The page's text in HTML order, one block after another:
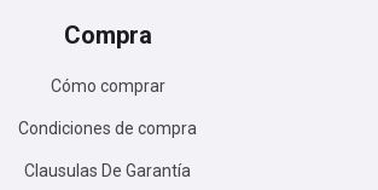
Compra
Cómo comprar
Condiciones de compra
Clausulas De Garantía